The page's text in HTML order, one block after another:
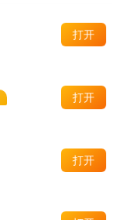
打开
打开
打开